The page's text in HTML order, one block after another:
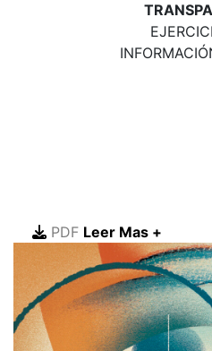
PDF Leer Mas +